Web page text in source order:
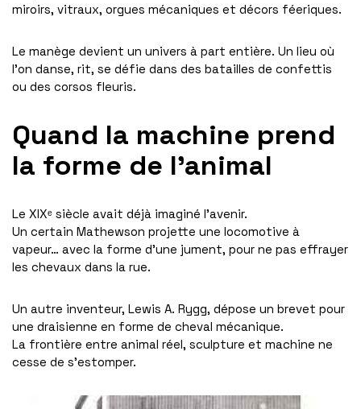
miroirs, vitraux, orgues mécaniques et décors féeriques.
Le manège devient un univers à part entière. Un lieu où
l’on danse, rit, se défie dans des batailles de confettis
ou des corsos fleuris.
Quand la machine prend
la forme de l’animal
Le XIXᵉ siècle avait déjà imaginé l’avenir.
Un certain Mathewson projette une locomotive à
vapeur… avec la forme d’une jument, pour ne pas effrayer
les chevaux dans la rue.
Un autre inventeur, Lewis A. Rygg, dépose un brevet pour
une draisienne en forme de cheval mécanique.
La frontière entre animal réel, sculpture et machine ne
cesse de s’estomper.